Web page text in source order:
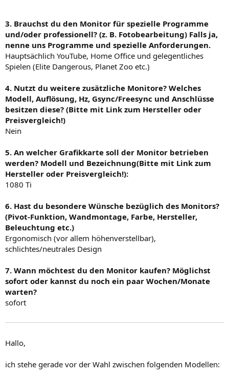
3. Brauchst du den Monitor für spezielle Programme
und/oder professionell? (z. B. Fotobearbeitung) Falls ja,
nenne uns Programme und spezielle Anforderungen.
Hauptsächlich YouTube, Home Office und gelegentliches
Spielen (Elite Dangerous, Planet Zoo etc.)
4. Nutzt du weitere zusätzliche Monitore? Welches
Modell, Auflösung, Hz, Gsync/Freesync und Anschlüsse
besitzen diese? (Bitte mit Link zum Hersteller oder
Preisvergleich!)
Nein
5. An welcher Grafikkarte soll der Monitor betrieben
werden? Modell und Bezeichnung(Bitte mit Link zum
Hersteller oder Preisvergleich!):
1080 Ti
6. Hast du besondere Wünsche bezüglich des Monitors?
(Pivot-Funktion, Wandmontage, Farbe, Hersteller,
Beleuchtung etc.)
Ergonomisch (vor allem höhenverstellbar),
schlichtes/neutrales Design
7. Wann möchtest du den Monitor kaufen? Möglichst
sofort oder kannst du noch ein paar Wochen/Monate
warten?
sofort
Hallo,
ich stehe gerade vor der Wahl zwischen folgenden Modellen: